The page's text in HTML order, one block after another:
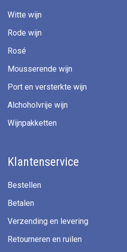
Witte wijn
Rode wijn
Rosé
Mousserende wijn
Port en versterkte wijn
Alchoholvrije wijn
Wijnpakketten
Klantenservice
Bestellen
Betalen
Verzending en levering
Retourneren en ruilen